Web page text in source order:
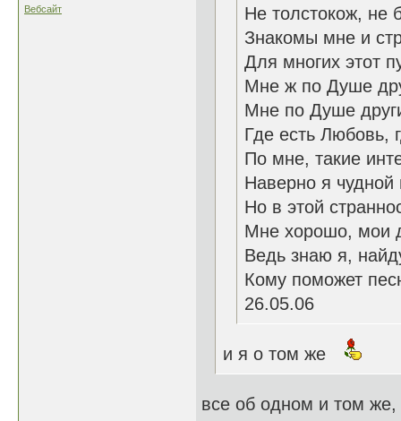
Вебсайт
Не толстокож, не
Знакомы мне и
Для многих этот
Мне ж по Душе
Мне по Душе
Где есть Любовь,
По мне, такие
Наверно я чудной
Но в этой
Мне хорошо, мои
Ведь знаю я,
Кому поможет
26.05.06
и я о том же
все об одном и том